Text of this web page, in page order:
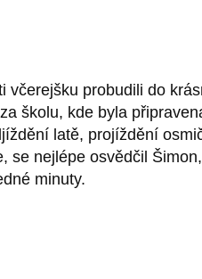
včerejšku probudili do
školu, kde byla
latě, projíždění
se nejlépe osvědčil
minuty.